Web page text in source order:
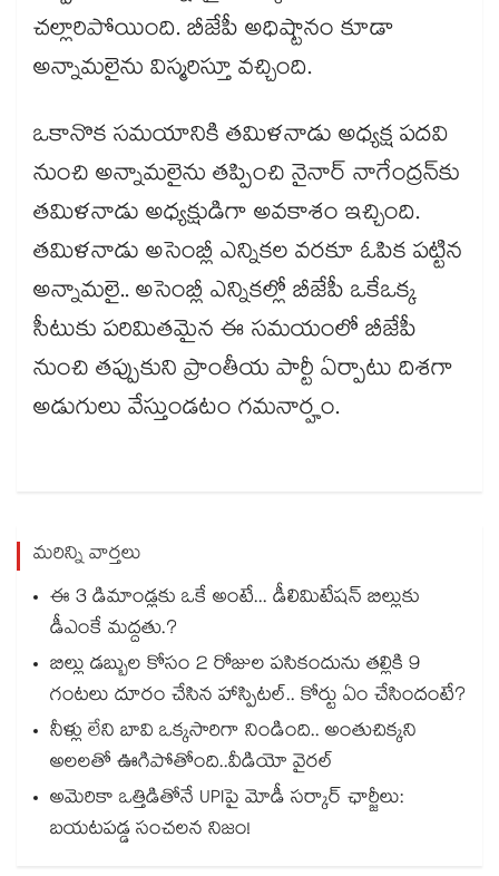
చల్లారిపోయింది. బీజేపీ అధిష్టానం కూడా
అన్నామలైను విస్మరిస్తూ వచ్చింది.
ఒకానొక సమయానికి తమిళనాడు అధ్యక్ష పదవి
నుంచి అన్నామలైను తప్పించి నైనార్ నాగేంద్రన్⁭కు
తమిళనాడు అధ్యక్షుడిగా అవకాశం ఇచ్చింది.
తమిళనాడు అసెంబ్లీ ఎన్నికల వరకూ ఓపిక పట్టిన
అన్నామలై.. అసెంబ్లీ ఎన్నికల్లో బీజేపీ ఒకేఒక్క
సీటుకు పరిమితమైన ఈ సమయంలో బీజేపీ
నుంచి తప్పుకుని ప్రాంతీయ పార్టీ ఏర్పాటు దిశగా
అడుగులు వేస్తుండటం గమనార్హం.
మరిన్ని వార్తలు
ఈ 3 డిమాండ్లకు ఒకే అంటే... డీలిమిటేషన్ బిల్లుకు
డీఎంకే మద్దతు.?
బిల్లు డబ్బుల కోసం 2 రోజుల పసికందును తల్లికి 9
గంటలు దూరం చేసిన హాస్పిటల్.. కోర్టు ఏం చేసిందంటే?
నీళ్లు లేని బావి ఒక్కసారిగా నిండింది.. అంతుచిక్కని
అలలతో ఊగిపోతోంది..వీడియో వైరల్
అమెరికా ఒత్తిడితోనే UPIపై మోడీ సర్కార్‌ ఛార్జీలు:
బయటపడ్డ సంచలన నిజం!